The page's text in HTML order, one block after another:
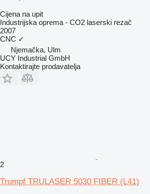
Cijena na upit
Industrijska oprema - CO2 laserski rezač
2007
CNC ✓
Njemačka, Ulm
UCY Industrial GmbH
Kontaktirajte prodavatelja
2
Trumpf TRULASER 5030 FIBER (L41)